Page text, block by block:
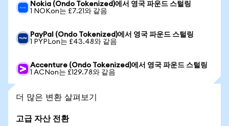
Nokia (Ondo Tokenized)에서 영국 파운드 스털링
1 NOKon는 £7.21와 같음
PayPal (Ondo Tokenized)에서 영국 파운드 스털링
1 PYPLon는 £43.48와 같음
Accenture (Ondo Tokenized)에서 영국 파운드 스털링
1 ACNon는 £129.78와 같음
더 많은 변환 살펴보기
고급 자산 전환